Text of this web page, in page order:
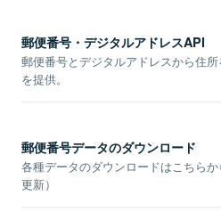
郵便番号・デジタルアドレスAPI
郵便番号とデジタルアドレスから住
を提供。
郵便番号データのダウンロード
各種データのダウンロードはこちら
更新）